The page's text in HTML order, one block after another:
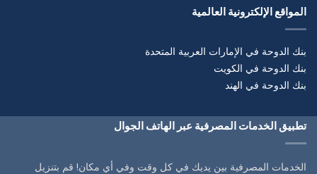
المواقع الإلكترونية العالمية
بنك الدوحة في الإمارات العربية المتحدة
بنك الدوحة في الكويت
بنك الدوحة في الهند
تطبيق الخدمات المصرفية عبر الهاتف الجوال
الخدمات المصرفية بين يديك في كل وقت وفي أي مكان! قم بتنزيل